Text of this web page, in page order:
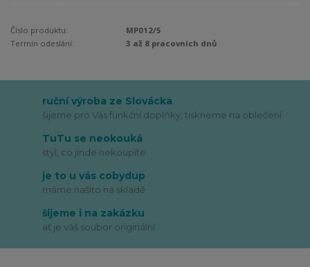
Číslo produktu:
MP012/5
Termín odeslání:
3 až 8 pracovních dnů
ruční výroba ze Slovácka
šijeme pro Vás funkční doplňky, tiskneme na oblečení
TuTu se neokouká
styl, co jinde nekoupíte
je to u vás cobydup
máme našito na skladě
šijeme i na zakázku
ať je váš soubor originální